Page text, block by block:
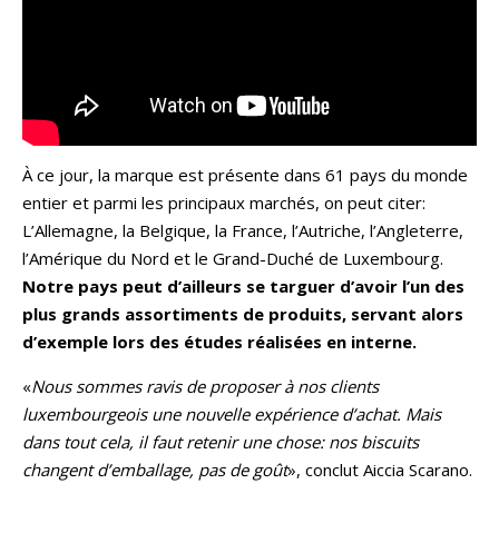
À ce jour, la marque est présente dans 61 pays du monde
entier et parmi les principaux marchés, on peut citer:
L’Allemagne, la Belgique, la France, l’Autriche, l’Angleterre,
l’Amérique du Nord et le Grand-Duché de Luxembourg.
Notre pays peut d’ailleurs se targuer d’avoir l’un des
plus grands assortiments de produits, servant alors
d’exemple lors des études réalisées en interne.
«Nous sommes ravis de proposer à nos clients
luxembourgeois une nouvelle expérience d’achat. Mais
dans tout cela, il faut retenir une chose: nos biscuits
changent d’emballage, pas de goût», conclut Aiccia Scarano.